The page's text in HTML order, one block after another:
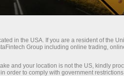
pour les
in the USA. If you are a resident of the
Group including online trading,
and your location is not the US, kindly
order to comply with government